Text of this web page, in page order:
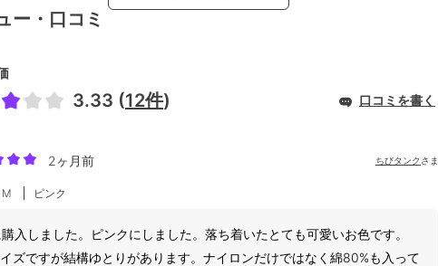
ー・口コミ
3.33 (12件) 口コミを書く
2ヶ月前 ちびタンク さま
ピンク
入しました。ピンクにしました。落ち着いたとても可愛いお色です。
ズですが結構ゆとりがあります。ナイロンだけではなく綿80%も入って